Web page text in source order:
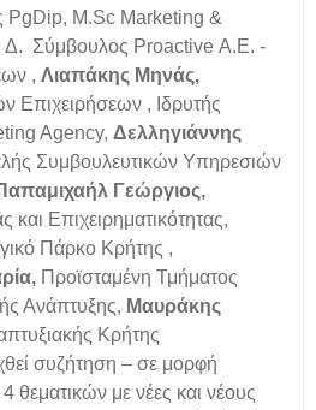
PgDip, M.Sc Marketing &
Δ. Σύμβουλος Proactive Α.Ε. -
, Λιαπάκης Μηνάς,
Επιχειρήσεων , Ιδρυτής
Agency, Δελληγιάννης
Συμβουλευτικών Υπηρεσιών
Γεώργιος,
και Επιχειρηματικότητας,
Πάρκο Κρήτης ,
Προϊσταμένη Τμήματος
Ανάπτυξης, Μαυράκης
Κρήτης
συζήτηση – σε μορφή
θεματικών με νέες και νέους